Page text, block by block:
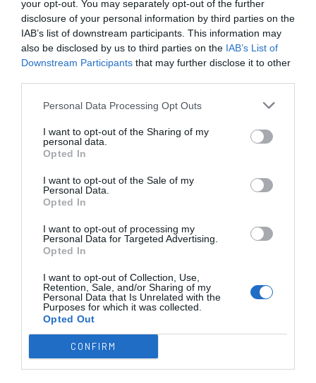
your opt-out. You may separately opt-out of the further
disclosure of your personal information by third parties on the
IAB’s list of downstream participants. This information may
also be disclosed by us to third parties on the IAB’s List of
Downstream Participants that may further disclose it to other
Personal Data Processing Opt Outs
I want to opt-out of the Sharing of my
personal data.
Opted In
I want to opt-out of the Sale of my
Personal Data.
Opted In
I want to opt-out of processing my
Personal Data for Targeted Advertising.
Opted In
I want to opt-out of Collection, Use,
Retention, Sale, and/or Sharing of my
Personal Data that Is Unrelated with the
Purposes for which it was collected.
Opted Out
CONFIRM
Maria Vieira ®
9'
2ªP
Timeout A Acad.
Coimbra
Ramos
15'
4-1 Raquel Santos
2ªP
Coimbra
2ªP
6-1 Inês Severino
(livre direto)
17'
2ªP
Coimbra
18'
2ªP